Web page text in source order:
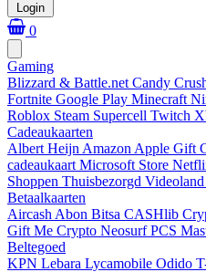
Login
0
Gaming
Blizzard & Battle.net Candy
Fortnite Google Play Minecraft
Roblox Steam Supercell Twitch
Cadeaukaarten
Albert Heijn Amazon Apple Gift
cadeaukaart Microsoft Store
Shoppen Thuisbezorgd Videoland
Betaalkaarten
Aircash Abon Bitsa CASHlib
Gift Me Crypto NeosurfPCS
Beltegoed
KPN Lebara Lycamobile Odido